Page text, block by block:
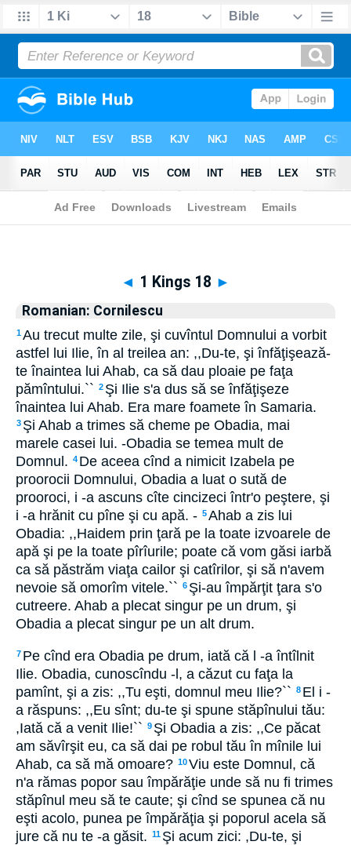
Biblia>Romanian: Cornilescu > 1 Kings 18
◄ 1 Kings 18 ►
Romanian: Cornilescu
1Au trecut multe zile, şi cuvîntul Domnului a vorbit
astfel lui Ilie, în al treilea an: ,,Du-te, şi înfăţişează-
te înaintea lui Ahab, ca să dau ploaie pe faţa
pămîntului.`` 2 Şi Ilie s'a dus să se înfăţişeze
înaintea lui Ahab. Era mare foamete în Samaria.
3 Şi Ahab a trimes să cheme pe Obadia, mai
marele casei lui. -Obadia se temea mult de
Domnul. 4 De aceea cînd a nimicit Izabela pe
proorocii Domnului, Obadia a luat o sută de
prooroci, i -a ascuns cîte cincizeci într'o peştere, şi
i -a hrănit cu pîne şi cu apă. - 5Ahab a zis lui
Obadia: ,,Haidem prin ţară pe la toate izvoarele de
apă şi pe la toate pîrîurile; poate că vom găsi iarbă
ca să păstrăm viaţa cailor şi catîrilor, şi să n'avem
nevoie să omorîm vitele.`` 6 Şi-au împărţit ţara s'o
cutreere. Ahab a plecat singur pe un drum, şi
Obadia a plecat singur pe un alt drum.
7 Pe cînd era Obadia pe drum, iată că l -a întîlnit
Ilie. Obadia, cunoscîndu -l, a căzut cu faţa la
pamînt, şi a zis: ,,Tu eşti, domnul meu Ilie?`` 8 El i -
a răspuns: ,,Eu sînt; du-te şi spune stăpînului tău:
,Iată că a venit Ilie!`` 9 Şi Obadia a zis: ,,Ce păcat
am săvîrşit eu, ca să dai pe robul tău în mînile lui
Ahab, ca să mă omoare? 10Viu este Domnul, că
n'a rămas popor sau împărăţie unde să nu fi trimes
stăpînul meu să te caute; şi cînd se spunea că nu
eşti acolo, punea pe împărăţia şi poporul acela să
jure că nu te -a găsit. 11 Şi acum zici: ,Du-te, şi